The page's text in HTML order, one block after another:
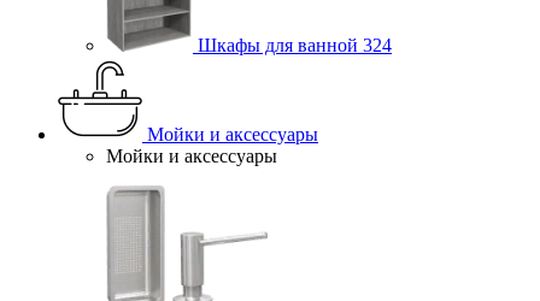
Шкафы для ванной 324
Мойки и аксессуары
Мойки и аксессуары